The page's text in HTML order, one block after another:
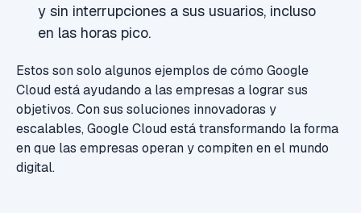
y sin interrupciones a sus usuarios, incluso
en las horas pico.
Estos son solo algunos ejemplos de cómo Google
Cloud está ayudando a las empresas a lograr sus
objetivos. Con sus soluciones innovadoras y
escalables, Google Cloud está transformando la forma
en que las empresas operan y compiten en el mundo
digital.